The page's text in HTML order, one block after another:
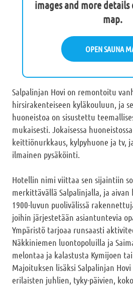
images and more details
map.
OPEN SAUNA
Salpalinjan Hovi on remontoitu
hirsirakenteiseen kyläkouluun, ja
huoneistoa on sisustettu
mukaisesti. Jokaisessa
keittiönurkkaus, kylpyhuone ja tv,
ilmainen pysäköinti.
Hotellin nimi viittaa sen sijaintiin
merkittävällä Salpalinjalla, ja aivan
1900-luvun puolivälissä
joihin järjestetään asiantuntevia
Ympäristö tarjoaa runsaasti
Näkkiniemen luontopoluilla ja
melontaa ja kalastusta Kymijoen tai
Majoituksen lisäksi Salpalinjan
erilaisten juhlien, tyky-päivien,